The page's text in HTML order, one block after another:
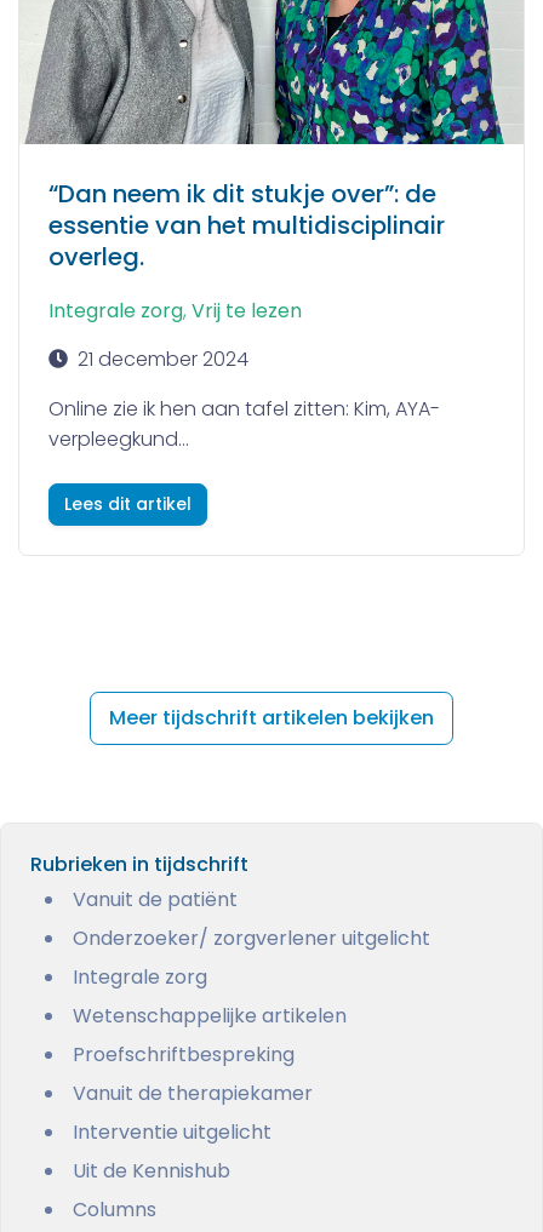
“Dan neem ik dit stukje over”: de
essentie van het multidisciplinair
overleg.
Integrale zorg, Vrij te lezen
21 december 2024
Online zie ik hen aan tafel zitten: Kim, AYA-
verpleegkund...
Lees dit artikel
Meer tijdschrift artikelen bekijken
Rubrieken in tijdschrift
Vanuit de patiënt
Onderzoeker/ zorgverlener uitgelicht
Integrale zorg
Wetenschappelijke artikelen
Proefschriftbespreking
Vanuit de therapiekamer
Interventie uitgelicht
Uit de Kennishub
Columns